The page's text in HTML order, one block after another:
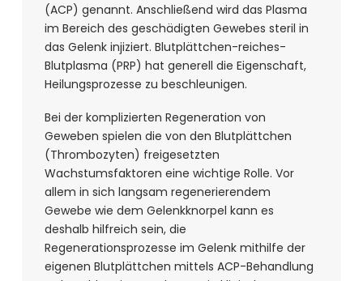
(ACP) genannt. Anschließend wird das Plasma
im Bereich des geschädigten Gewebes steril in
das Gelenk injiziert. Blutplättchen-reiches-
Blutplasma (PRP) hat generell die Eigenschaft,
Heilungsprozesse zu beschleunigen.
Bei der komplizierten Regeneration von
Geweben spielen die von den Blutplättchen
(Thrombozyten) freigesetzten
Wachstumsfaktoren eine wichtige Rolle. Vor
allem in sich langsam regenerierendem
Gewebe wie dem Gelenkknorpel kann es
deshalb hilfreich sein, die
Regenerationsprozesse im Gelenk mithilfe der
eigenen Blutplättchen mittels ACP-Behandlung